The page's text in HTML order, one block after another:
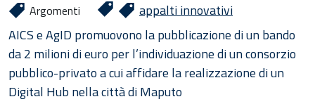
Argomenti
appalti innovativi
AICS e AgID promuovono la pubblicazione di un bando
da 2 milioni di euro per l’individuazione di un consorzio
pubblico-privato a cui affidare la realizzazione di un
Digital Hub nella città di Maputo